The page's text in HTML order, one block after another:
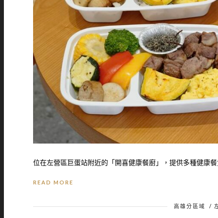
位在左營區巨蛋站附近的「開喜健康餐廚」，提供多種健康
READ MORE
高雄分區域 /